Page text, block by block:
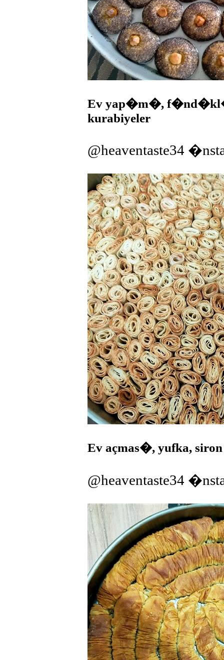
Ev yap�m�,
kurabiyeler
@heaventaste34
Ev açmas�, yufka,
@heaventaste34